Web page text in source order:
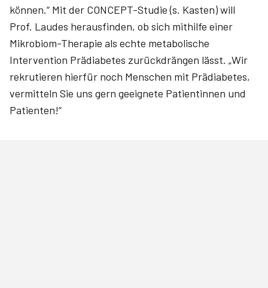
können.“ Mit der CONCEPT-Studie (s. Kasten) will
Prof. Laudes herausfinden, ob sich mithilfe einer
Mikrobiom-Therapie als echte metabolische
Intervention Prädiabetes zurückdrängen lässt. „Wir
rekrutieren hierfür noch Menschen mit Prädiabetes,
vermitteln Sie uns gern geeignete Patientinnen und
Patienten!“